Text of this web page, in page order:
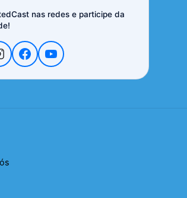
nas redes e participe da